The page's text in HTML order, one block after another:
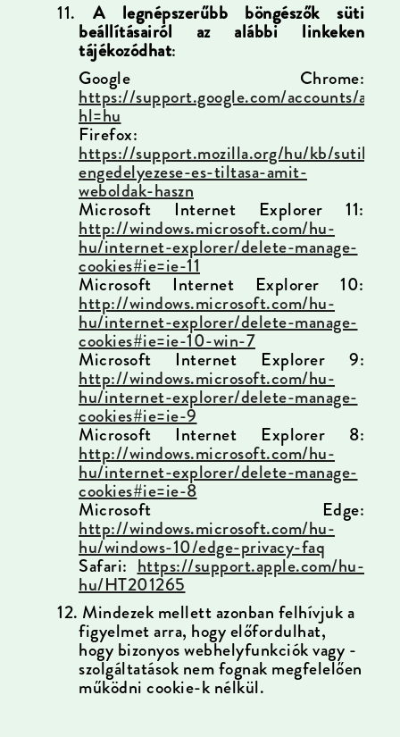
11. A legnépszerűbb böngészők süti
beállításairól az alábbi linkeken
tájékozódhat:
Google Chrome:
https://support.google.com/accounts/
hl=hu
Firefox:
https://support.mozilla.org/hu/kb/sutik-
engedelyezese-es-tiltasa-amit-
weboldak-haszn
Microsoft Internet Explorer 11:
http://windows.microsoft.com/hu-
hu/internet-explorer/delete-manage-
cookies#ie=ie-11
Microsoft Internet Explorer 10:
http://windows.microsoft.com/hu-
hu/internet-explorer/delete-manage-
cookies#ie=ie-10-win-7
Microsoft Internet Explorer 9:
http://windows.microsoft.com/hu-
hu/internet-explorer/delete-manage-
cookies#ie=ie-9
Microsoft Internet Explorer 8:
http://windows.microsoft.com/hu-
hu/internet-explorer/delete-manage-
cookies#ie=ie-8
Microsoft Edge:
http://windows.microsoft.com/hu-
hu/windows-10/edge-privacy-faq
Safari:https://support.apple.com/hu-
hu/HT201265
12. Mindezek mellett azonban felhívjuk a
figyelmet arra, hogy előfordulhat,
hogy bizonyos webhelyfunkciók vagy -
szolgáltatások nem fognak megfelelően
működni cookie-k nélkül.